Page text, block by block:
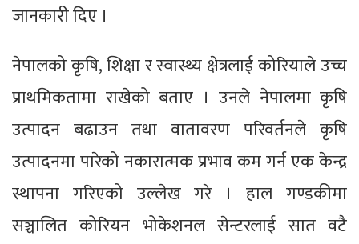
जानकारी दिए ।
नेपालको कृषि, शिक्षा र स्वास्थ्य क्षेत्रलाई कोरियाले उच्च
प्राथमिकतामा राखेको बताए । उनले नेपालमा कृषि
उत्पादन बढाउन तथा वातावरण परिवर्तनले कृषि
उत्पादनमा पारेको नकारात्मक प्रभाव कम गर्न एक केन्द्र
स्थापना गरिएको उल्लेख गरे । हाल गण्डकीमा
सञ्चालित कोरियन भोकेशनल सेन्टरलाई सात वटै